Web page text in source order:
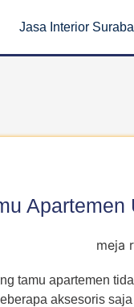
Jasa Interior
tamu apartemen
aksesoris